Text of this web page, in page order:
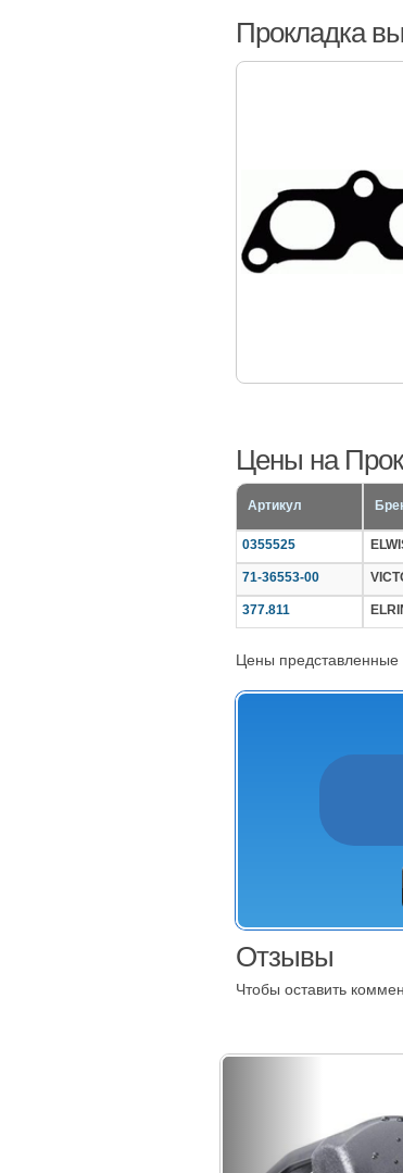
Прокладка
Цены на
Артикул
0355525
71-36553-00
377.811
Цены представленные
Отзывы
Чтобы оставить